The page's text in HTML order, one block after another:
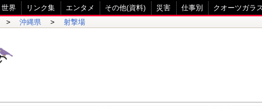
世界 リンク集 エンタメ その他(資料) 災害 仕事別 クオーツガラ
> 沖縄県 > 射撃場